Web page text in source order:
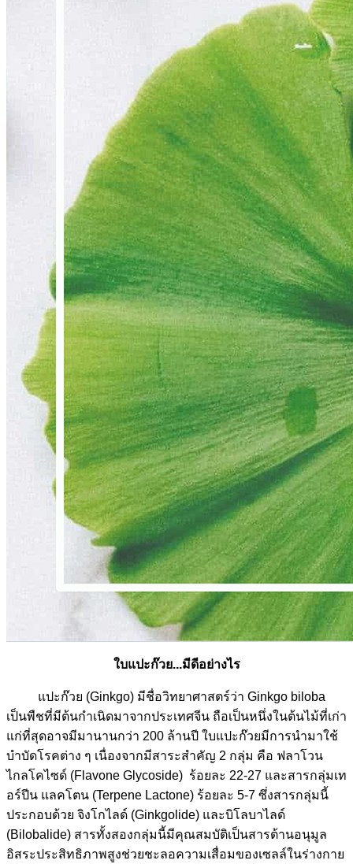
ใบแปะก๊วย...มีดีอย่างไร
แปะก๊วย (Ginkgo) มีชื่อวิทยาศาสตร์ว่า Ginkgo biloba
เป็นพืชที่มีต้นกำเนิดมาจากประเทศจีน ถือเป็นหนึ่งในต้นไม้ที่เก่า
แก่ที่สุดอาจมีมานานกว่า 200 ล้านปี ใบแปะก๊วยมีการนำมาใช้
บำบัดโรคต่าง ๆ เนื่องจากมีสาระสำคัญ 2 กลุ่ม คือ ฟลาโวน
ไกลโคไซด์ (Flavone Glycoside) ร้อยละ 22-27 และสารกลุ่มเท
อร์ปีน แลคโตน (Terpene Lactone) ร้อยละ 5-7 ซึ่งสารกลุ่มนี้
ประกอบด้วย จิงโกไลด์ (Ginkgolide) และบิโลบาไลด์
(Bilobalide) สารทั้งสองกลุ่มนี้มีคุณสมบัติเป็นสารต้านอนุมูล
อิสระประสิทธิภาพสูงช่วยชะลอความเสื่อมของเซลล์ในร่างกาย